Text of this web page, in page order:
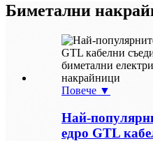
Биметални
Повече ▼
Най-
едро GTL